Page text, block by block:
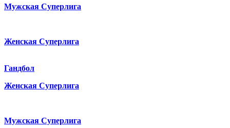
Мужская Суперлига
Женская Суперлига
Гандбол
Женская Суперлига
Мужская Суперлига